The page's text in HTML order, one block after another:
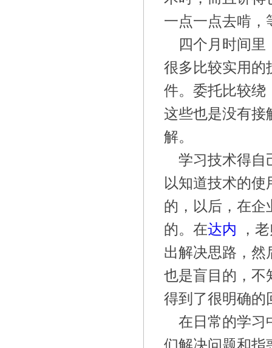
一点一点去啃，
四个月时间里
很多比较实用的
件。委托比较绕
这些也是没有接
解。
学习技术得自
以知道技术的
的，以后，在企
的。在达内 ，
出解决思路，然
也是盲目的，不
得到了很明确的
在日常的学习